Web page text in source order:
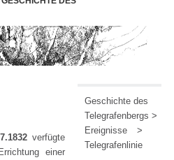
verfügte
einer
Geschichte des
Telegrafenbergs >
Ereignisse
>
Telegrafenlinie